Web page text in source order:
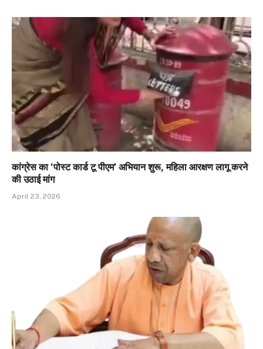
कांग्रेस का ‘पोस्ट कार्ड टू पीएम’ अभियान शुरू, महिला आरक्षण लागू करने
की उठाई मांग
April 23, 2026